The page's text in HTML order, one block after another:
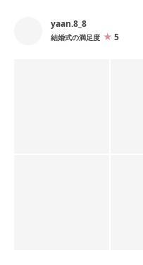
yaan.8_8
結婚式の満足度 5